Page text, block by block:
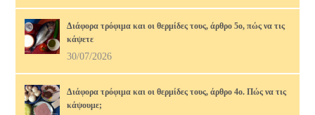
Διάφορα τρόφιμα και οι θερμίδες τους, άρθρο 5ο, πώς να τις
κάψετε
30/07/2026
Διάφορα τρόφιμα και οι θερμίδες τους, άρθρο 4ο. Πώς να τις
κάψουμε;